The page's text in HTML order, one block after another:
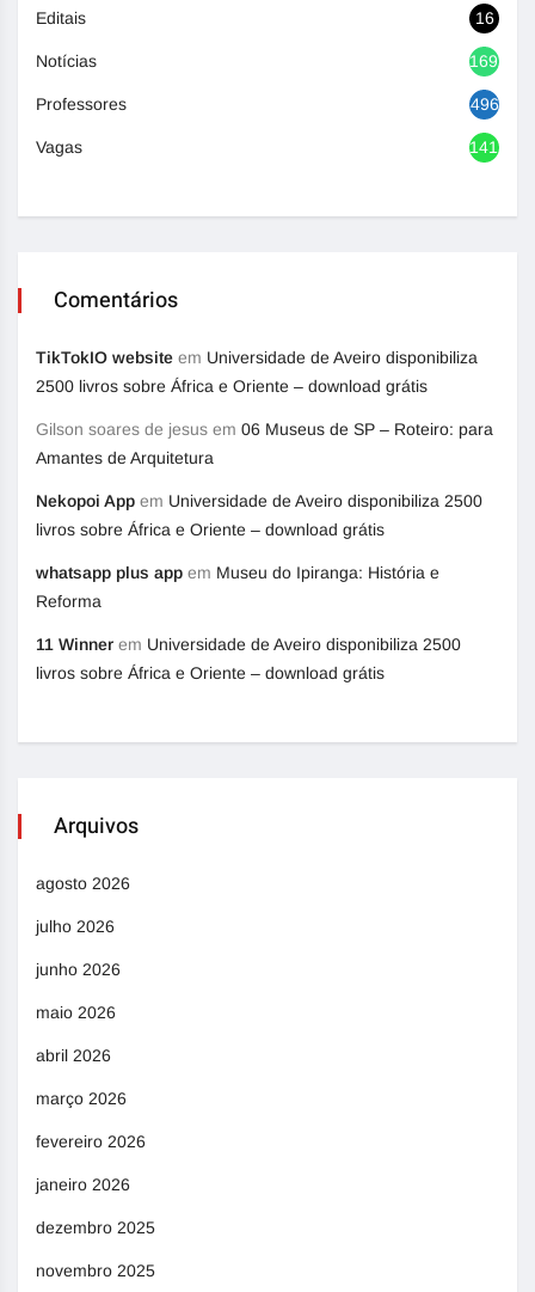
Editais 16
Notícias 1692
Professores 496
Vagas 1417
Comentários
TikTokIO website em Universidade de Aveiro disponibiliza
2500 livros sobre África e Oriente – download grátis
Gilson soares de jesus em 06 Museus de SP – Roteiro: para
Amantes de Arquitetura
Nekopoi App em Universidade de Aveiro disponibiliza 2500
livros sobre África e Oriente – download grátis
whatsapp plus app em Museu do Ipiranga: História e
Reforma
11 Winner em Universidade de Aveiro disponibiliza 2500
livros sobre África e Oriente – download grátis
Arquivos
agosto 2026
julho 2026
junho 2026
maio 2026
abril 2026
março 2026
fevereiro 2026
janeiro 2026
dezembro 2025
novembro 2025